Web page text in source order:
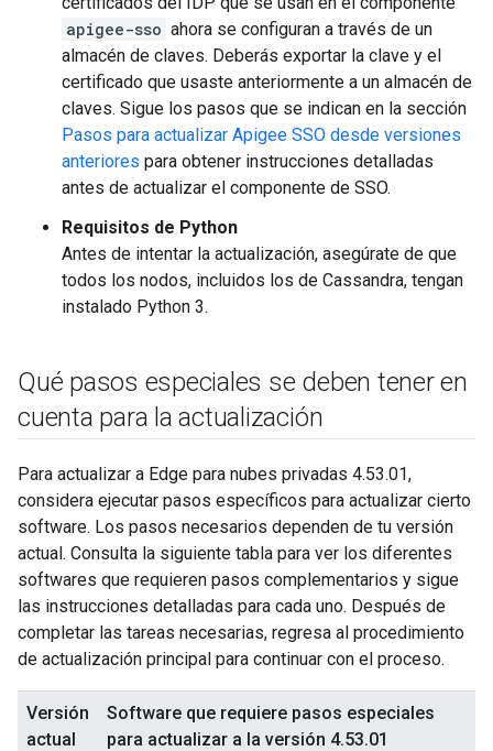
apigee-sso ahora se configuran a través de un
almacén de claves. Deberás exportar la clave y el
certificado que usaste anteriormente a un almacén de
claves. Sigue los pasos que se indican en la sección
Pasos para actualizar Apigee SSO desde versiones
anteriores para obtener instrucciones detalladas
antes de actualizar el componente de SSO.
Requisitos de Python
Antes de intentar la actualización, asegúrate de que
todos los nodos, incluidos los de Cassandra, tengan
instalado Python 3.
Qué pasos especiales se deben tener en
cuenta para la actualización
Para actualizar a Edge para nubes privadas 4.53.01,
considera ejecutar pasos específicos para actualizar cierto
software. Los pasos necesarios dependen de tu versión
actual. Consulta la siguiente tabla para ver los diferentes
softwares que requieren pasos complementarios y sigue
las instrucciones detalladas para cada uno. Después de
completar las tareas necesarias, regresa al procedimiento
de actualización principal para continuar con el proceso.
Versión
actual
Software que requiere pasos especiales
para actualizar a la versión 4.53.01